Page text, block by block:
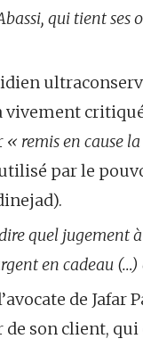
qui tient ses
vivement
« remis en cause
par le
quel jugement
en cadeau
de
de son client,